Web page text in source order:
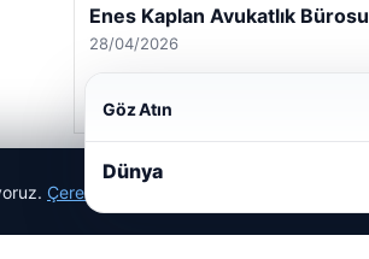
Enes Kaplan Avukatlık Bürosu
28/04/2026
Çerez Politikamız
Göz Atın
Dünya